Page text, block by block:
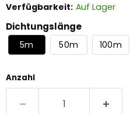
Verfügbarkeit: Auf Lager
Dichtungslänge
5m 50m 100m
Anzahl